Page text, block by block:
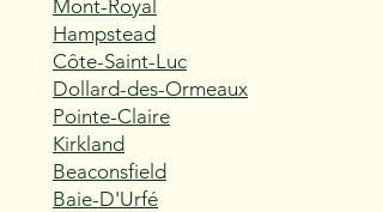
Mont-Royal
Hampstead
Côte-Saint-Luc
Dollard-des-Ormeaux
Pointe-Claire
Kirkland
Beaconsfield
Baie-D'Urfé